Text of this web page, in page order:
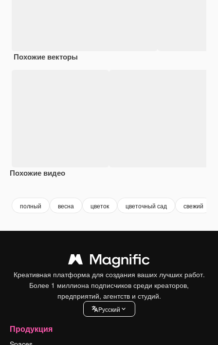
Похожие векторы
Похожие видео
полный весна цветок цветочный сад свежий
Креативная платформа для создания ваших лучших работ.
Более 1 миллиона подписчиков среди креаторов,
предприятий, агентств и студий.
Pусский
Продукция